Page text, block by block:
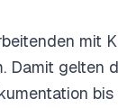
mit
gelten